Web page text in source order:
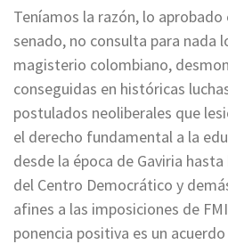
Teníamos la razón, lo
senado, no consulta para nada
magisterio colombiano,
conseguidas en históricas
postulados neoliberales que
el derecho fundamental a la
desde la época de Gaviria
del Centro Democrático y
afines a las imposiciones de
ponencia positiva es un